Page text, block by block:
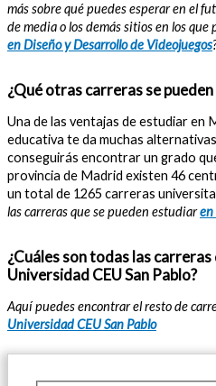
más sobre qué puedes esperar en el
de media o los demás sitios en los que
en Diseño y Desarrollo de Videojuegos?
¿Qué otras carreras se
Una de las ventajas de estudiar en
educativa te da muchas
conseguirás encontrar un grado
provincia de Madrid existen 46
un total de 1265 carreras
las carreras que se pueden estudiar
¿Cuáles son todas las
Universidad CEU San Pablo?
Aquí puedes encontrar el resto de
Universidad CEU San Pablo